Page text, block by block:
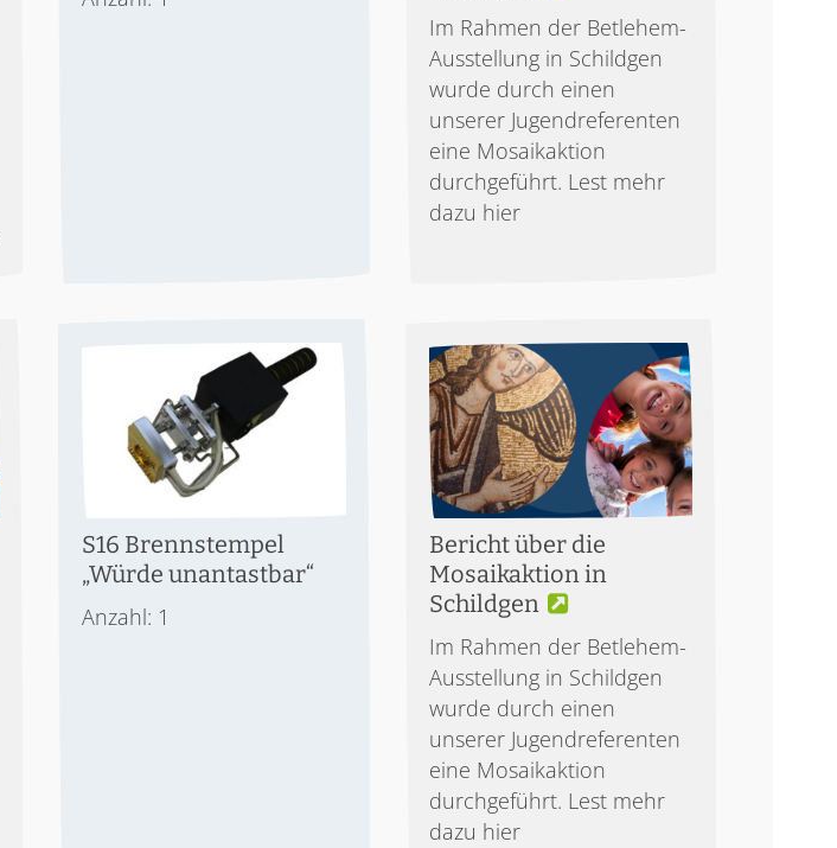
Im Rahmen der Betlehem-
Ausstellung in Schildgen
wurde durch einen
unserer Jugendreferenten
eine Mosaikaktion
durchgeführt. Lest mehr
dazu hier
S16 Brennstempel
„Würde unantastbar“
Anzahl: 1
Bericht über die
Mosaikaktion in
Schildgen
Im Rahmen der Betlehem-
Ausstellung in Schildgen
wurde durch einen
unserer Jugendreferenten
eine Mosaikaktion
durchgeführt. Lest mehr
dazu hier